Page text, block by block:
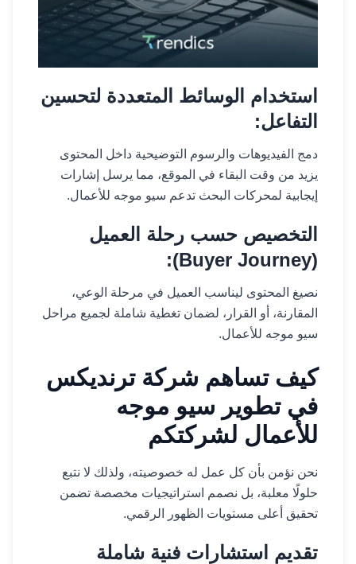
استخدام الوسائط المتعددة لتحسين
التفاعل:
دمج الفيديوهات والرسوم التوضيحية داخل المحتوى
يزيد من وقت البقاء في الموقع، مما يرسل إشارات
إيجابية لمحركات البحث تدعم سيو موجه للأعمال.
التخصيص حسب رحلة العميل
(Buyer Journey):
نصيغ المحتوى ليناسب العميل في مرحلة الوعي،
المقارنة، أو القرار، لضمان تغطية شاملة لجميع مراحل
سيو موجه للأعمال.
كيف تساهم شركة ترنديكس
في تطوير سيو موجه
للأعمال لشركتكم
نحن نؤمن بأن كل عمل له خصوصيته، ولذلك لا نتبع
حلولًا معلبة، بل نصمم استراتيجيات مخصصة تضمن
تحقيق أعلى مستويات الظهور الرقمي.
تقديم استشارات فنية شاملة